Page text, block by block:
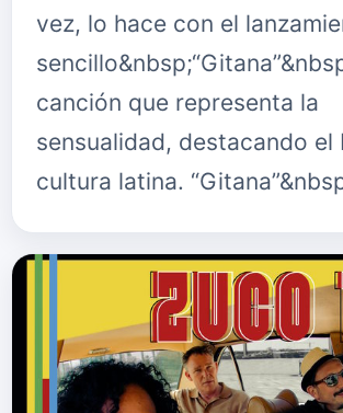
vez, lo hace con el
canción que representa la
sensualidad, destacando el
cultura latina.